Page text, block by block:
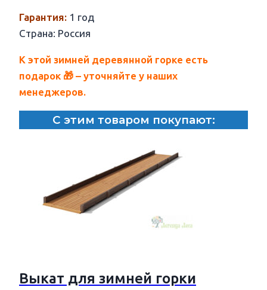
Гарантия: 1 год
Страна: Россия
К этой зимней деревянной горке есть
подарок 🎁 – уточняйте у наших
менеджеров.
С этим товаром покупают:
Выкат для зимней горки